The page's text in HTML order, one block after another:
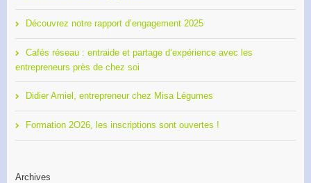
Découvrez notre rapport d’engagement 2025
Cafés réseau : entraide et partage d’expérience avec les
entrepreneurs près de chez soi
Didier Amiel, entrepreneur chez Misa Légumes
Formation 2O26, les inscriptions sont ouvertes !
Archives